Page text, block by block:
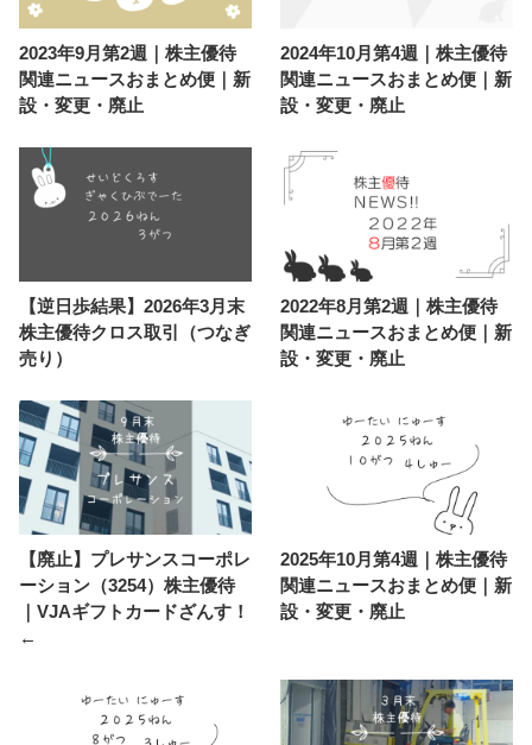
2023年9月第2週｜株主優待
関連ニュースおまとめ便｜新
設・変更・廃止
2024年10月第4週｜株主優待
関連ニュースおまとめ便｜新
設・変更・廃止
【逆日歩結果】2026年3月末
株主優待クロス取引（つなぎ
売り）
2022年8月第2週｜株主優待
関連ニュースおまとめ便｜新
設・変更・廃止
【廃止】プレサンスコーポレ
ーション（3254）株主優待
｜VJAギフトカードざんす！
←
2025年10月第4週｜株主優待
関連ニュースおまとめ便｜新
設・変更・廃止